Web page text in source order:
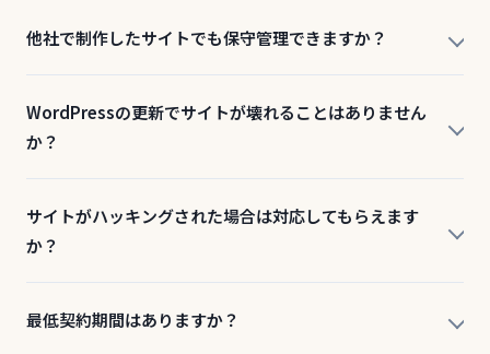
他社で制作したサイトでも保守管理できますか？
WordPressの更新でサイトが壊れることはありません
か？
サイトがハッキングされた場合は対応してもらえます
か？
最低契約期間はありますか？